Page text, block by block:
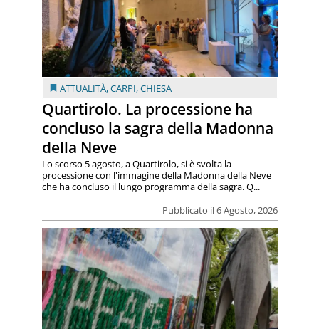
ATTUALITÀ,CARPI,CHIESA
Quartirolo. La processione ha
concluso la sagra della Madonna
della Neve
Pubblicato il 6 Agosto, 2026
Lo scorso 5 agosto, a Quartirolo, si è svolta la
processione con l'immagine della Madonna della Neve
che ha concluso il lungo programma della sagra. Q...